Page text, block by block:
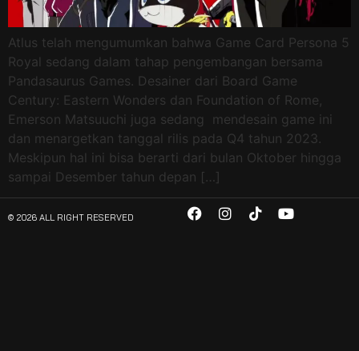
Atlus telah mengumumkan bahwa Game Card Persona 5
Royal sedang dalam tahap pengembangan bersama
Pandasaurus Games. Desainer dari Board Game
Century: Eastern Wonders dan Foundation of Rome,
Emerson Matsuuchi juga sedang mendesain game ini
dan menargetkan tanggal rilis pada Q4 tahun 2023.
Meskipun hal ini bisa berarti dari bulan Oktober hingga
sampai Desember tahun depan […]
© 2026 ALL RIGHT RESERVED